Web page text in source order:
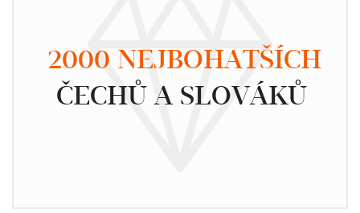
2000 NEJBOHATŠÍCH
ČECHŮ A SLOVÁKŮ